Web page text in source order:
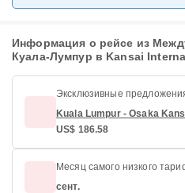
Информация о рейсе из
Куала-Лумпур в Kansai
Эксклюзивные
Kuala Lumpur - Osaka
US$ 186.58
Месяц самого низкого
сент.